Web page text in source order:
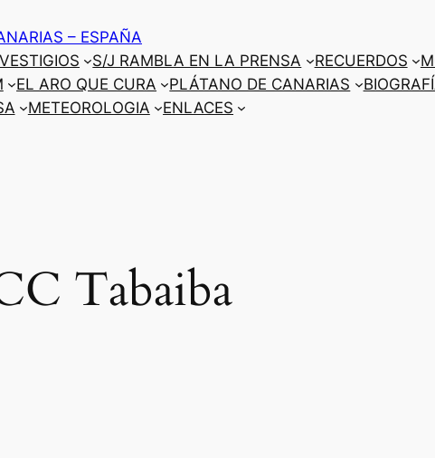
– ESPAÑA
VESTIGIOS S/J RAMBLA EN LA PRENSA RECUERDOS
EL ARO QUE CURA PLÁTANO DE CANARIAS
METEOROLOGIA ENLACES
Tabaiba